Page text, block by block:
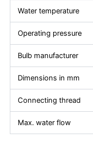
Water temperature
Operating pressure
Bulb manufacturer
Dimensions in mm
Connecting thread
Max. water flow